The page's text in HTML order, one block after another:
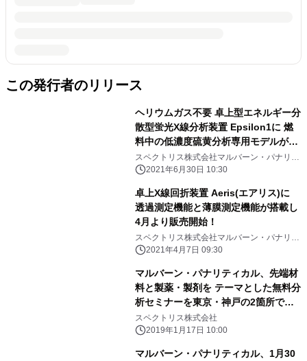
この発行者のリリース
ヘリウムガス不要 卓上型エネルギー分
散型蛍光X線分析装置 Epsilon1に 燃
料中の低濃度硫黄分析専用モデルが追
加
スペクトリス株式会社マルバーン・パナリテ
ィカル事業部
2021年6月30日 10:30
卓上X線回折装置 Aeris(エアリス)に
透過測定機能と薄膜測定機能が搭載し
4月より販売開始！
スペクトリス株式会社マルバーン・パナリテ
ィカル事業部
2021年4月7日 09:30
マルバーン・パナリティカル、先端材
料と製薬・製剤を テーマとした無料分
析セミナーを東京・神戸の2箇所で開
催
スペクトリス株式会社
2019年1月17日 10:00
マルバーン・パナリティカル、1月30